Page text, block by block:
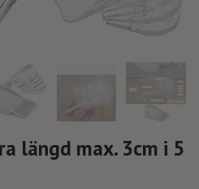
längd max. 3cm i 5